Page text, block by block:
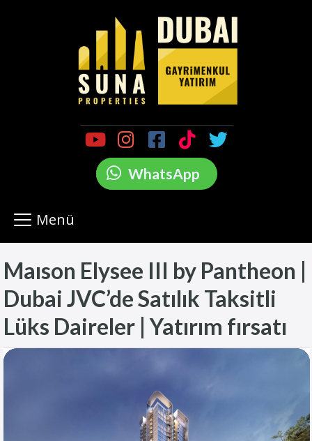
WhatsApp
Menü
Maıson Elysee III by Pantheon |
Dubai JVC’de Satılık Taksitli
Lüks Daireler | Yatırım fırsatı